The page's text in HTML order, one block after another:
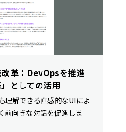
革：DevOpsを推進
としての活用
理解できる直感的なUIによ
前向きな対話を促進しま